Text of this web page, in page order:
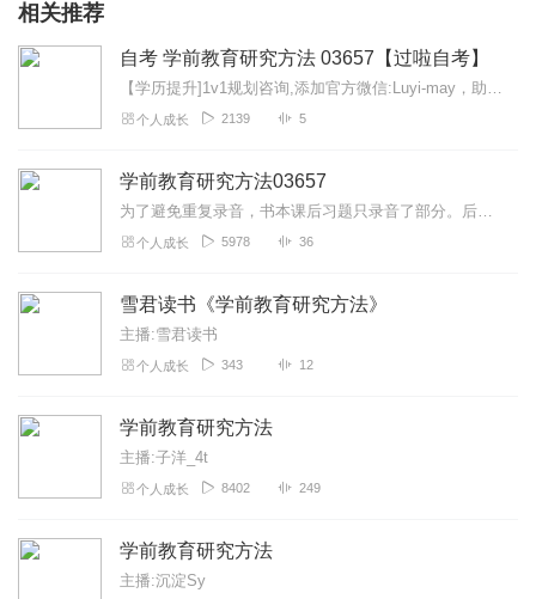
相关推荐
自考 学前教育研究方法 03657【过啦自考】
【学历提升]1v1规划咨询,添加官方微信:Luyi-may，助你轻松备考，还有免费资料哦
个人成长 2139 5
学前教育研究方法03657
为了避免重复录音，书本课后习题只录音了部分。后面会紧跟主播自己整理的知识点。我是把书看了一遍自己画的，整理的知识比较多，没有重点，但会把历年真题标出来。比较适合...
个人成长 5978 36
雪君读书《学前教育研究方法》
主播:雪君读书
个人成长 343 12
学前教育研究方法
主播:子洋_4t
个人成长 8402 249
学前教育研究方法
主播:沉淀Sy